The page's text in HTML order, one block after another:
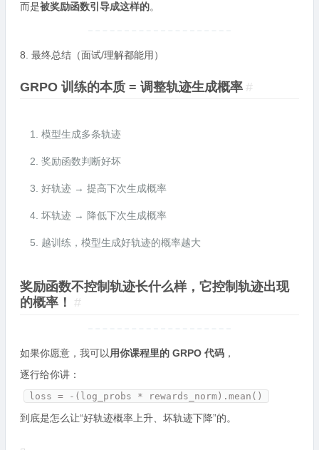
而是被奖励函数引导成这样的。
8. 最终总结（面试/理解都能用）
GRPO 训练的本质 = 调整轨迹生成概率 #
模型生成多条轨迹
奖励函数判断好坏
好轨迹 → 提高下次生成概率
坏轨迹 → 降低下次生成概率
越训练，模型生成好轨迹的概率越大
奖励函数不控制轨迹长什么样，它控制轨迹出现
的概率！ #
如果你愿意，我可以用你课程里的 GRPO 代码 ，
逐行给你讲：
loss = -(log_probs * rewards_norm).mean()
到底是怎么让“好轨迹概率上升、坏轨迹下降”的。